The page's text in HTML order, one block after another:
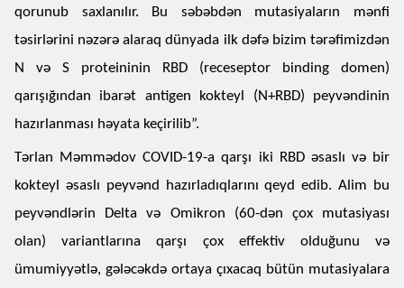
qorunub saxlanılır. Bu səbəbdən mutasiyaların mənfi
təsirlərini nəzərə alaraq dünyada ilk dəfə bizim tərəfimizdən
N və S proteininin RBD (receseptor binding domen)
qarışığından ibarət antigen kokteyl (N+RBD) peyvəndinin
hazırlanması həyata keçirilib”.
Tərlan Məmmədov COVID-19-a qarşı iki RBD əsaslı və bir
kokteyl əsaslı peyvənd hazırladıqlarını qeyd edib. Alim bu
peyvəndlərin Delta və Omikron (60-dən çox mutasiyası
olan) variantlarına qarşı çox effektiv olduğunu və
ümumiyyətlə, gələcəkdə ortaya çıxacaq bütün mutasiyalara